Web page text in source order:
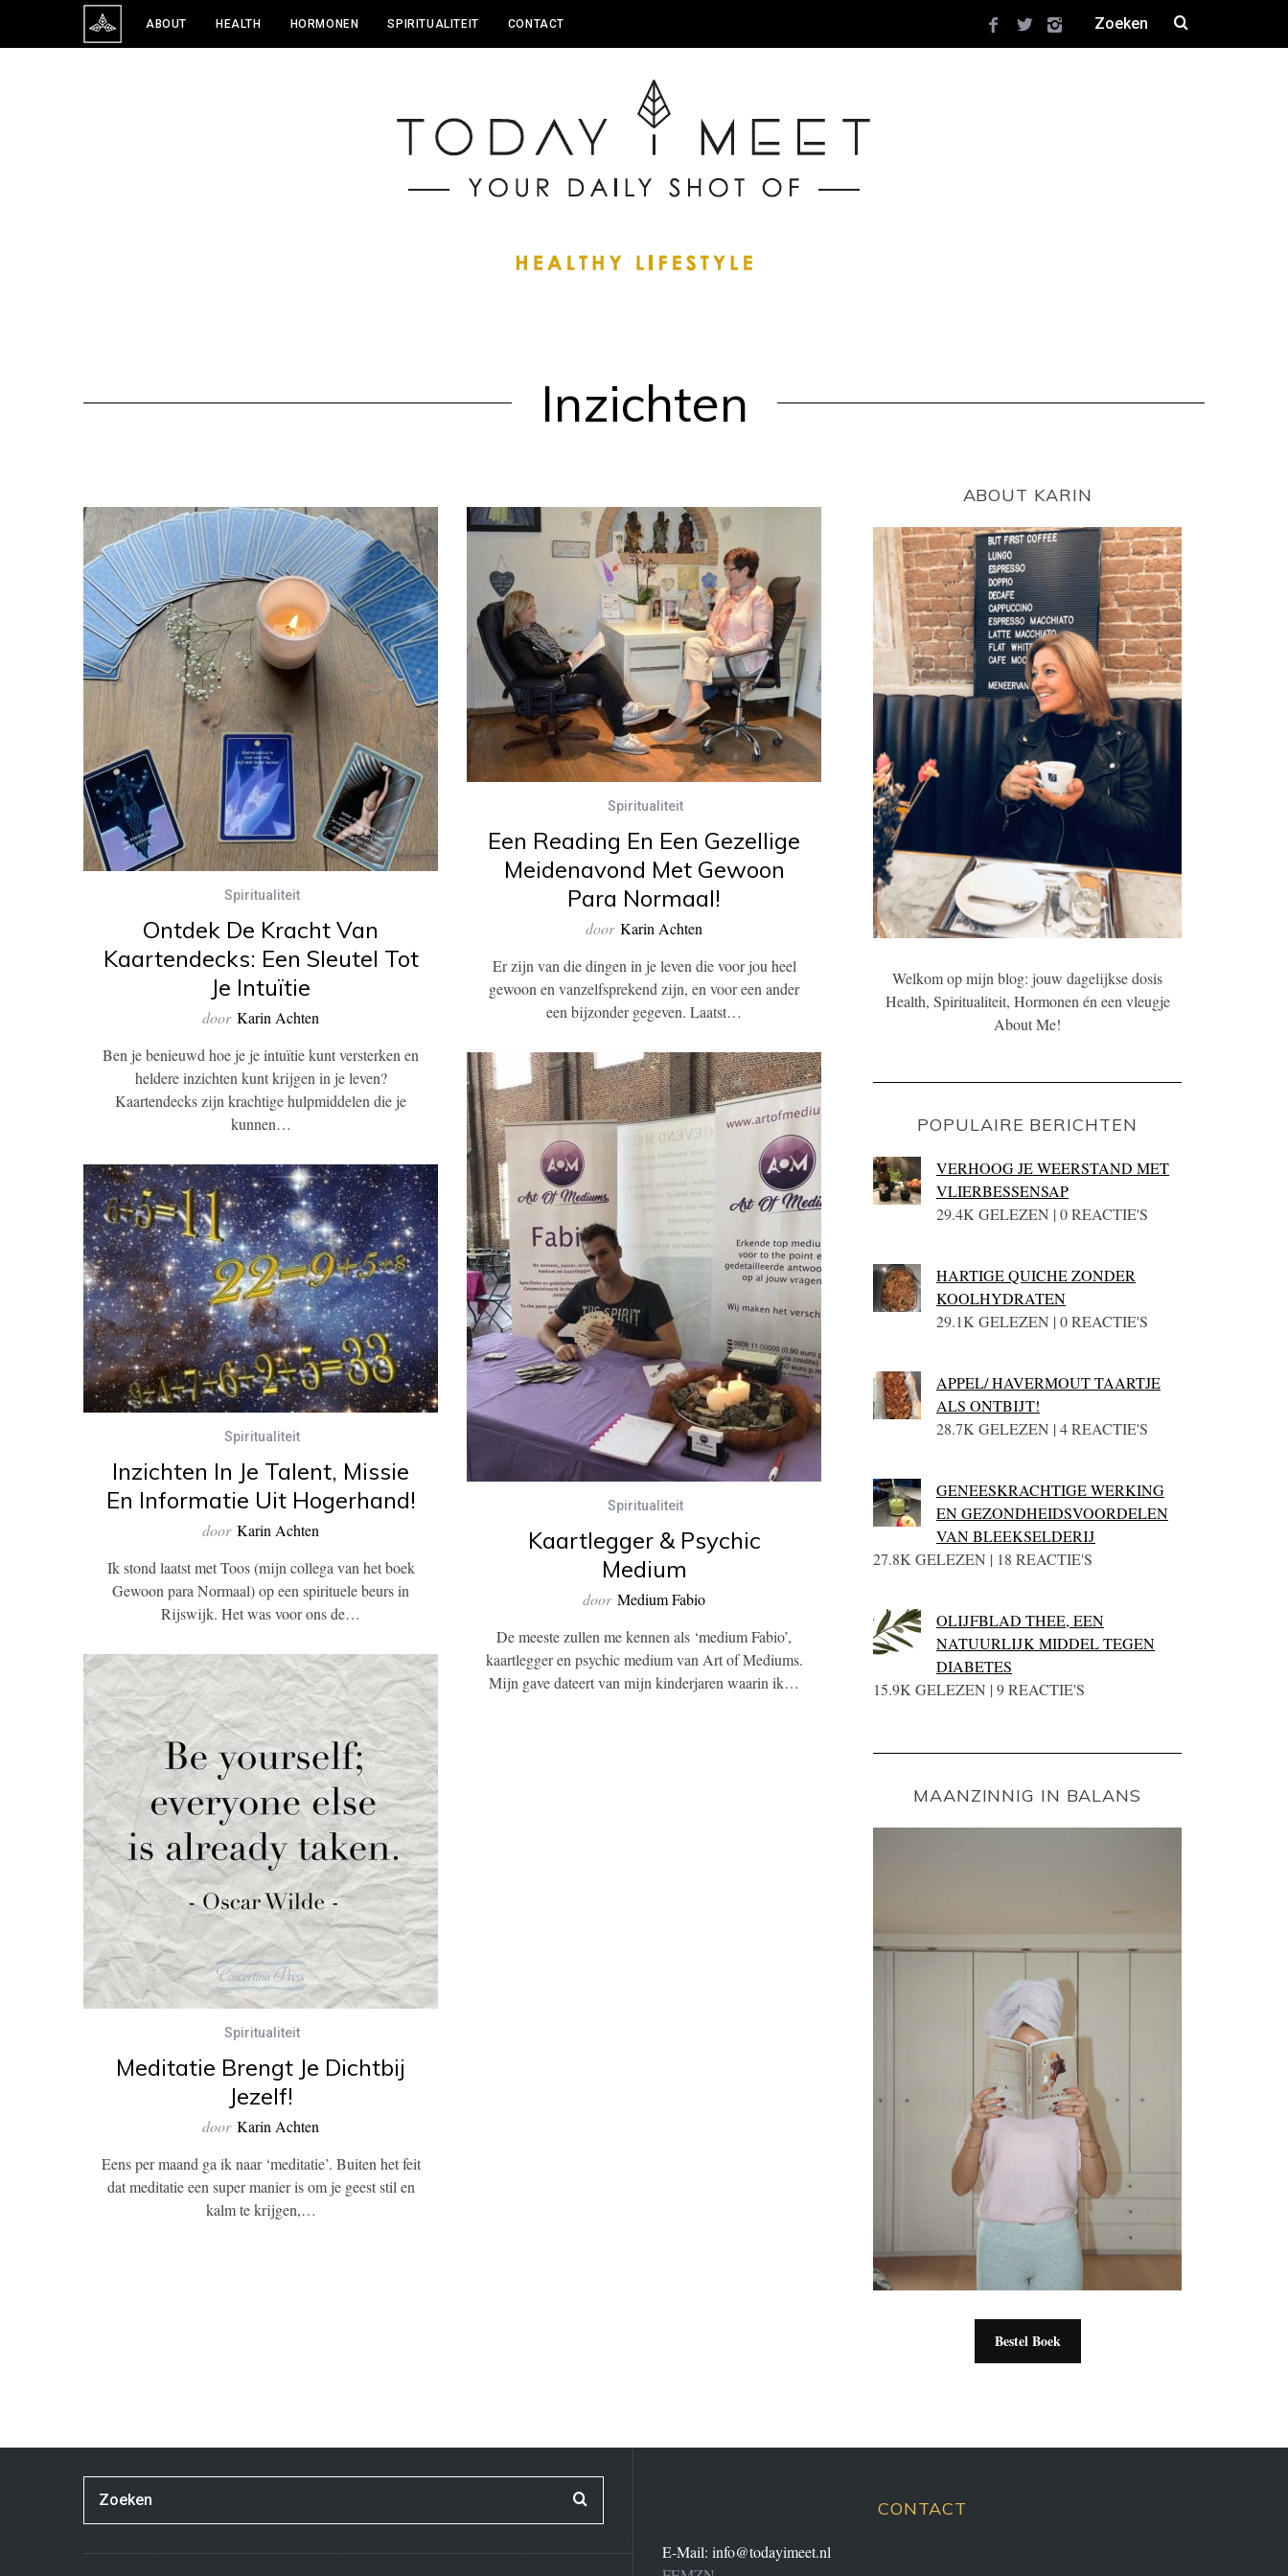
ABOUT HEALTH HORMONEN SPIRITUALITEIT CONTACT
Inzichten
Spiritualiteit
Ontdek De Kracht Van
Kaartendecks: Een Sleutel Tot
Je Intuïtie
door Karin Achten
Ben je benieuwd hoe je je intuïtie kunt versterken en
heldere inzichten kunt krijgen in je leven?
Kaartendecks zijn krachtige hulpmiddelen die je
kunnen…
Spiritualiteit
Een Reading En Een Gezellige
Meidenavond Met Gewoon
Para Normaal!
door Karin Achten
Er zijn van die dingen in je leven die voor jou heel
gewoon en vanzelfsprekend zijn, en voor een ander
een bijzonder gegeven. Laatst…
Spiritualiteit
Kaartlegger & Psychic
Medium
door Medium Fabio
De meeste zullen me kennen als ‘medium Fabio’,
kaartlegger en psychic medium van Art of Mediums.
Mijn gave dateert van mijn kinderjaren waarin ik…
Spiritualiteit
Inzichten In Je Talent, Missie
En Informatie Uit Hogerhand!
door Karin Achten
Ik stond laatst met Toos (mijn collega van het boek
Gewoon para Normaal) op een spirituele beurs in
Rijswijk. Het was voor ons de…
Spiritualiteit
Meditatie Brengt Je Dichtbij
Jezelf!
door Karin Achten
Eens per maand ga ik naar ‘meditatie’. Buiten het feit
dat meditatie een super manier is om je geest stil en
kalm te krijgen,…
ABOUT KARIN
Welkom op mijn blog: jouw dagelijkse dosis
Health, Spiritualiteit, Hormonen én een vleugje
About Me!
POPULAIRE BERICHTEN
VERHOOG JE WEERSTAND MET
VLIERBESSENSAP
29.4K GELEZEN | 0 REACTIE'S
HARTIGE QUICHE ZONDER
KOOLHYDRATEN
29.1K GELEZEN | 0 REACTIE'S
APPEL/ HAVERMOUT TAARTJE
ALS ONTBIJT!
28.7K GELEZEN | 4 REACTIE'S
GENEESKRACHTIGE WERKING
EN GEZONDHEIDSVOORDELEN
VAN BLEEKSELDERIJ
27.8K GELEZEN | 18 REACTIE'S
OLIJFBLAD THEE, EEN
NATUURLIJK MIDDEL TEGEN
DIABETES
15.9K GELEZEN | 9 REACTIE'S
MAANZINNIG IN BALANS
Bestel Boek
CONTACT
E-Mail:info@todayimeet.nl